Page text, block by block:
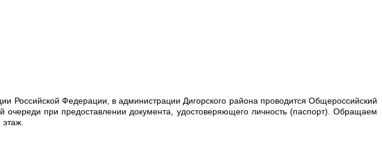
Российской Федерации, в администрации Дигорского района проводится Общероссийский
при предоставлении документа, удостоверяющего личность (паспорт). Обращаем